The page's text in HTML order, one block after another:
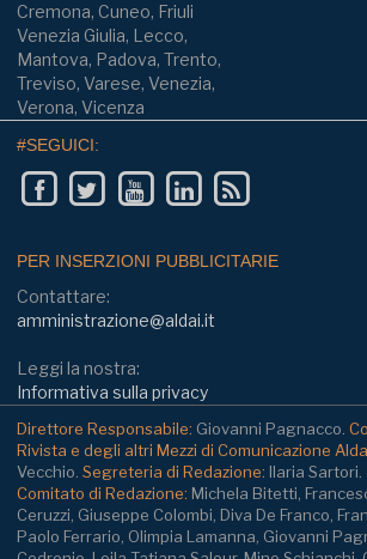
Cremona, Cuneo, Friuli
Venezia Giulia, Lecco,
Mantova, Padova, Trento,
Treviso, Varese, Venezia,
Verona, Vicenza
#SEGUICI:
PER INSERZIONI PUBBLICITARIE
Contattare:
amministrazione@aldai.it
Leggi la nostra:
Informativa sulla privacy
Direttore Responsabile: Giovanni Pagnacco.
Rivista e degli altri Mezzi di Comunicazione
Vecchio. Segreteria di Redazione: Ilaria Sartori.
Comitato di Redazione: Michela Bitetti,
Ceruzzi, Giuseppe Colombi, Diva De Franco,
Paolo Ferrario, Olimpia Lamanna, Giovanni